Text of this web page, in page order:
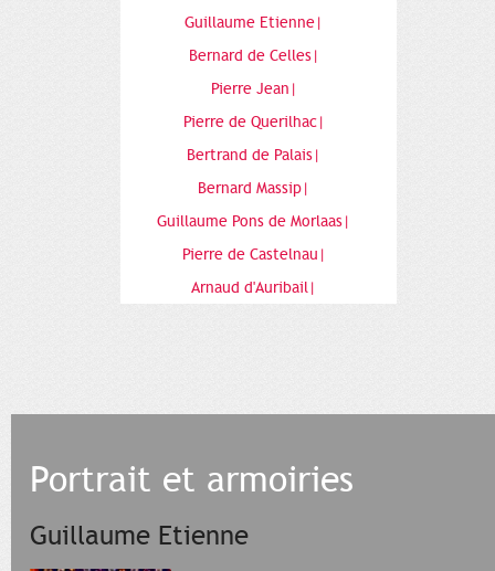
Guillaume Etienne|
Bernard de Celles|
Pierre Jean|
Pierre de Querilhac|
Bertrand de Palais|
Bernard Massip|
Guillaume Pons de Morlaas|
Pierre de Castelnau|
Arnaud d'Auribail|
Portrait et armoiries
Guillaume Etienne